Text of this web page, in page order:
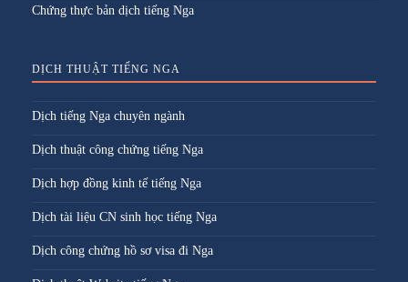
Chứng thực bản dịch tiếng Nga
DỊCH THUẬT TIẾNG NGA
Dịch tiếng Nga chuyên ngành
Dịch thuật công chứng tiếng Nga
Dịch hợp đồng kinh tế tiếng Nga
Dịch tài liệu CN sinh học tiếng Nga
Dịch công chứng hồ sơ visa đi Nga